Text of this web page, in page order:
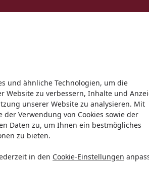
und ähnliche Technologien, um die
Website zu verbessern, Inhalte und
unserer Website zu analysieren. Mit
Verwendung von Cookies sowie der
Daten zu, um Ihnen ein bestmögliches
zu bieten.
in den Cookie-Einstellungen
Andere Tierarten Geschenkideen
HAPPY DOG HAPPY DOG NaturCroq